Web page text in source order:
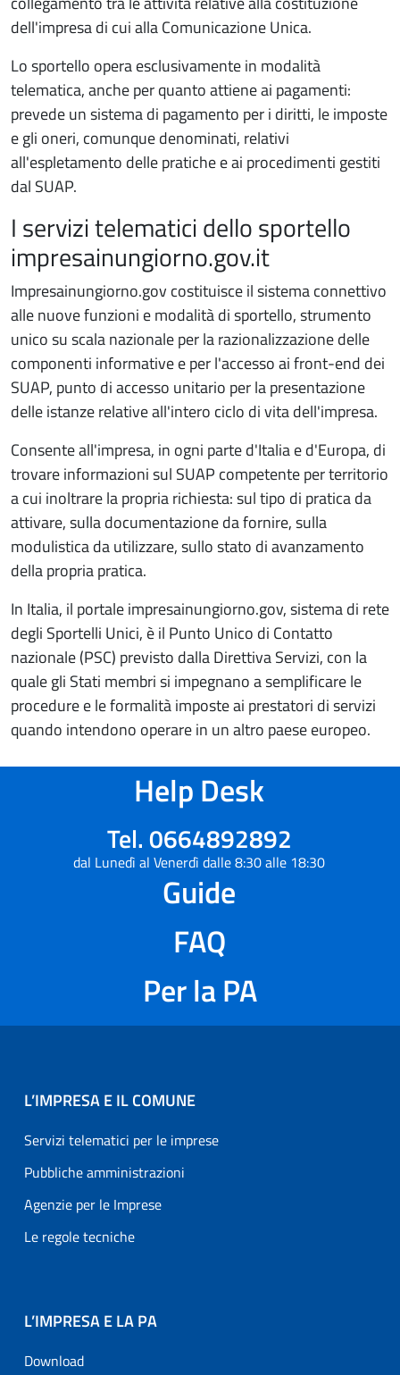
dell'impresa di cui alla Comunicazione Unica.
Lo sportello opera esclusivamente in modalità
telematica, anche per quanto attiene ai pagamenti:
prevede un sistema di pagamento per i diritti, le imposte
e gli oneri, comunque denominati, relativi
all'espletamento delle pratiche e ai procedimenti gestiti
dal SUAP.
I servizi telematici dello sportello
impresainungiorno.gov.it
Impresainungiorno.gov costituisce il sistema connettivo
alle nuove funzioni e modalità di sportello, strumento
unico su scala nazionale per la razionalizzazione delle
componenti informative e per l'accesso ai front-end dei
SUAP, punto di accesso unitario per la presentazione
delle istanze relative all'intero ciclo di vita dell'impresa.
Consente all'impresa, in ogni parte d'Italia e d'Europa, di
trovare informazioni sul SUAP competente per territorio
a cui inoltrare la propria richiesta: sul tipo di pratica da
attivare, sulla documentazione da fornire, sulla
modulistica da utilizzare, sullo stato di avanzamento
della propria pratica.
In Italia, il portale impresainungiorno.gov, sistema di rete
degli Sportelli Unici, è il Punto Unico di Contatto
nazionale (PSC) previsto dalla Direttiva Servizi, con la
quale gli Stati membri si impegnano a semplificare le
procedure e le formalità imposte ai prestatori di servizi
quando intendono operare in un altro paese europeo.
Help Desk
Tel. 0664892892
dal Lunedì al Venerdì dalle 8:30 alle 18:30
Guide
FAQ
Per la PA
L’IMPRESA E IL COMUNE
Servizi telematici per le imprese
Pubbliche amministrazioni
Agenzie per le Imprese
Le regole tecniche
L’IMPRESA E LA PA
Download